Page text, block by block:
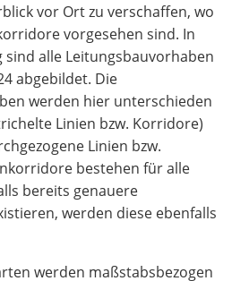
vor Ort zu verschaffen, wo
vorgesehen sind. In
sind alle Leitungsbauvorhaben
abgebildet. Die
werden hier unterschieden
Linien bzw. Korridore)
Linien bzw.
bestehen für alle
bereits genauere
werden diese ebenfalls
werden maßstabsbezogen